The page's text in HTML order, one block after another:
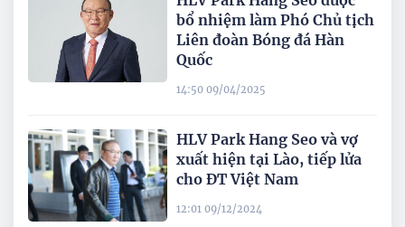
bổ nhiệm làm Phó Chủ tịch
Liên đoàn Bóng đá Hàn
Quốc
14:50 09/04/2025
HLV Park Hang Seo và vợ
xuất hiện tại Lào, tiếp lửa
cho ĐT Việt Nam
12:01 09/12/2024